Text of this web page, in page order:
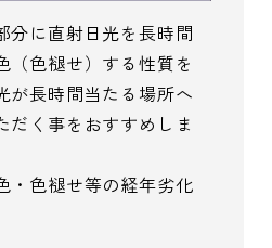
分に直射日光を長時間
（色褪せ）する性質を
が長時間当たる場所へ
だく事をおすすめしま
・色褪せ等の経年劣化